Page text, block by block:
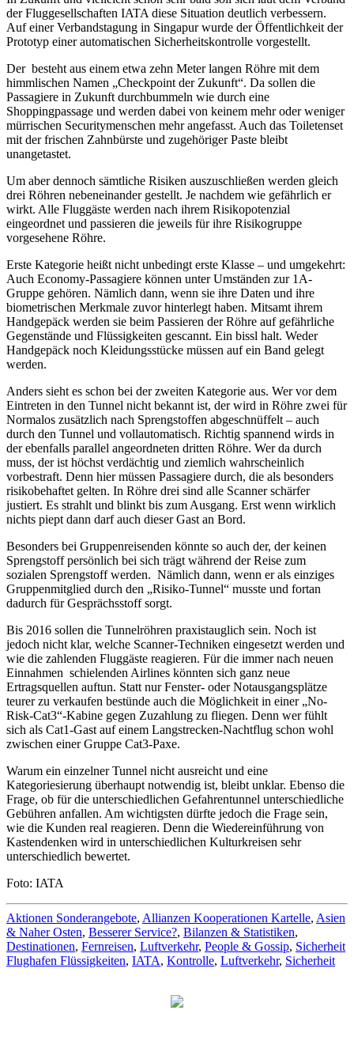
der Fluggesellschaften IATA diese Situation deutlich verbessern.
Auf einer Verbandstagung in Singapur wurde der Öffentlichkeit der
Prototyp einer automatischen Sicherheitskontrolle vorgestellt.
Der besteht aus einem etwa zehn Meter langen Röhre mit dem
himmlischen Namen „Checkpoint der Zukunft“. Da sollen die
Passagiere in Zukunft durchbummeln wie durch eine
Shoppingpassage und werden dabei von keinem mehr oder weniger
mürrischen Securitymenschen mehr angefasst. Auch das Toiletenset
mit der frischen Zahnbürste und zugehöriger Paste bleibt
unangetastet.
Um aber dennoch sämtliche Risiken auszuschließen werden gleich
drei Röhren nebeneinander gestellt. Je nachdem wie gefährlich er
wirkt. Alle Fluggäste werden nach ihrem Risikopotenzial
eingeordnet und passieren die jeweils für ihre Risikogruppe
vorgesehene Röhre.
Erste Kategorie heißt nicht unbedingt erste Klasse – und umgekehrt:
Auch Economy-Passagiere können unter Umständen zur 1A-
Gruppe gehören. Nämlich dann, wenn sie ihre Daten und ihre
biometrischen Merkmale zuvor hinterlegt haben. Mitsamt ihrem
Handgepäck werden sie beim Passieren der Röhre auf gefährliche
Gegenstände und Flüssigkeiten gescannt. Ein bissl halt. Weder
Handgepäck noch Kleidungsstücke müssen auf ein Band gelegt
werden.
Anders sieht es schon bei der zweiten Kategorie aus. Wer vor dem
Eintreten in den Tunnel nicht bekannt ist, der wird in Röhre zwei für
Normalos zusätzlich nach Sprengstoffen abgeschnüffelt – auch
durch den Tunnel und vollautomatisch. Richtig spannend wirds in
der ebenfalls parallel angeordneten dritten Röhre. Wer da durch
muss, der ist höchst verdächtig und ziemlich wahrscheinlich
vorbestraft. Denn hier müssen Passagiere durch, die als besonders
risikobehaftet gelten. In Röhre drei sind alle Scanner schärfer
justiert. Es strahlt und blinkt bis zum Ausgang. Erst wenn wirklich
nichts piept dann darf auch dieser Gast an Bord.
Besonders bei Gruppenreisenden könnte so auch der, der keinen
Sprengstoff persönlich bei sich trägt während der Reise zum
sozialen Sprengstoff werden. Nämlich dann, wenn er als einziges
Gruppenmitglied durch den „Risiko-Tunnel“ musste und fortan
dadurch für Gesprächsstoff sorgt.
Bis 2016 sollen die Tunnelröhren praxistauglich sein. Noch ist
jedoch nicht klar, welche Scanner-Techniken eingesetzt werden und
wie die zahlenden Fluggäste reagieren. Für die immer nach neuen
Einnahmen schielenden Airlines könnten sich ganz neue
Ertragsquellen auftun. Statt nur Fenster- oder Notausgangsplätze
teurer zu verkaufen bestünde auch die Möglichkeit in einer „No-
Risk-Cat3“-Kabine gegen Zuzahlung zu fliegen. Denn wer fühlt
sich als Cat1-Gast auf einem Langstrecken-Nachtflug schon wohl
zwischen einer Gruppe Cat3-Paxe.
Warum ein einzelner Tunnel nicht ausreicht und eine
Kategoriesierung überhaupt notwendig ist, bleibt unklar. Ebenso die
Frage, ob für die unterschiedlichen Gefahrentunnel unterschiedliche
Gebühren anfallen. Am wichtigsten dürfte jedoch die Frage sein,
wie die Kunden real reagieren. Denn die Wiedereinführung von
Kastendenken wird in unterschiedlichen Kulturkreisen sehr
unterschiedlich bewertet.
Foto: IATA
Aktionen Sonderangebote, Allianzen Kooperationen Kartelle, Asien
& Naher Osten, Besserer Service?, Bilanzen & Statistiken,
Destinationen, Fernreisen, Luftverkehr, People & Gossip, Sicherheit
Flughafen Flüssigkeiten, IATA, Kontrolle, Luftverkehr, Sicherheit